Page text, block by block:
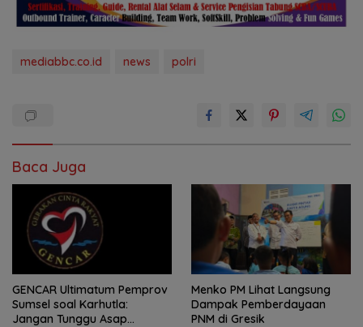
mediabbc.co.id news polri
Baca Juga
GENCAR Ultimatum Pemprov
Sumsel soal Karhutla:
Jangan Tunggu Asap
Menko PM Lihat Langsung
Dampak Pemberdayaan
PNM di Gresik